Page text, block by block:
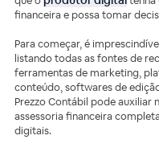
financeira e possa tomar
Para começar, é
listando todas as fontes de
ferramentas de marketing,
conteúdo, softwares de
Prezzo Contábil pode auxiliar
assessoria financeira
digitais.